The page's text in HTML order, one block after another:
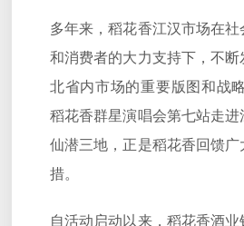
多年来，稻花香江汉市场在
和消费者的大力支持下，不
北省内市场的重要版图和战
稻花香群星演唱会第七站走
仙潜三地，正是稻花香回馈
措。
自活动启动以来，稻花香酒